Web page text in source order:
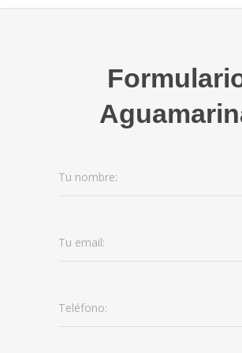
Tu nombre:
Tu email:
Teléfono: